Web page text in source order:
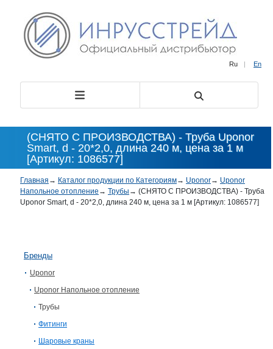
Ru | En
(СНЯТО С ПРОИЗВОДСТВА) - Труба Uponor
Smart, d - 20*2,0, длина 240 м, цена за 1 м
[Артикул: 1086577]
Главная → Каталог продукции по Категориям→ Uponor→ Uponor
Напольное отопление → Трубы → (СНЯТО С ПРОИЗВОДСТВА) - Труба
Uponor Smart, d - 20*2,0, длина 240 м, цена за 1 м [Артикул: 1086577]
Бренды
Uponor
Uponor Напольное отопление
Трубы
Фитинги
Шаровые краны